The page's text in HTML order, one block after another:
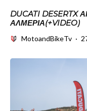
DUCATI
ΑΛΜΕΡΊΑ(+VIDEO)
MotoandBikeTv ·